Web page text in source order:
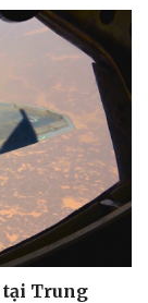
tại Trung